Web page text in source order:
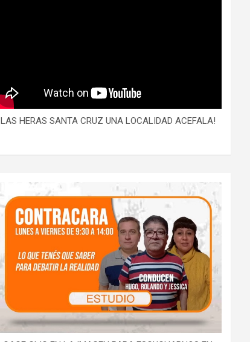
LAS HERAS SANTA CRUZ UNA LOCALIDAD ACEFALA!